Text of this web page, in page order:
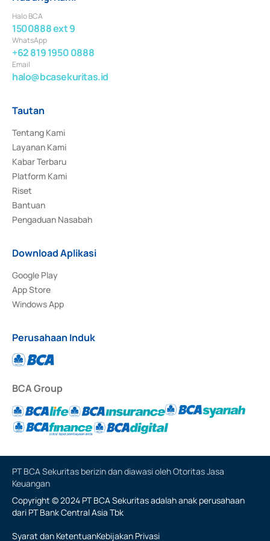
Halo BCA
1500888 ext 9
WhatsApp
+62 819 1950 0888
Email
halo@bcasekuritas.id
Tautan
Tentang Kami
Layanan Kami
Kabar Terbaru
Platform Kami
Riset
Bantuan
Pengaduan Nasabah
Download Aplikasi
Google Play
App Store
Windows App
Perusahaan Induk
BCA Group
PT BCA Sekuritas berizin dan diawasi oleh Otoritas Jasa
Keuangan
Copyright © 2024 PT BCA Sekuritas adalah anak perusahaan
dari PT Bank Central Asia Tbk
Syarat dan KetentuanKebijakan Privasi